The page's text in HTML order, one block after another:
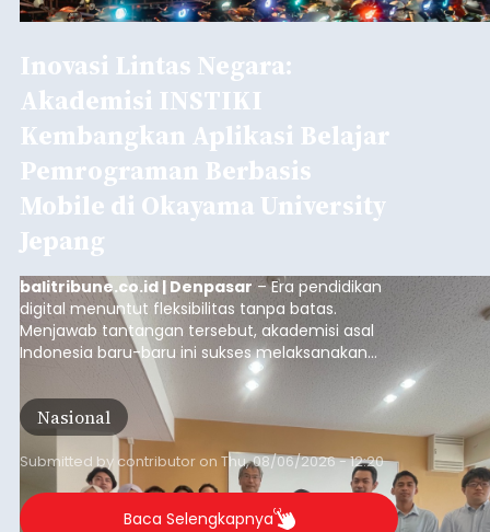
Inovasi Lintas Negara:
Akademisi INSTIKI
Kembangkan Aplikasi Belajar
Pemrograman Berbasis
Mobile di Okayama University
Jepang
balitribune.co.id | Denpasar – Era pendidikan
digital menuntut fleksibilitas tanpa batas.
Menjawab tantangan tersebut, akademisi asal
Indonesia baru-baru ini sukses melaksanakan
program Pengabdian Kepada Masyarakat (PKM)
skala internasional di Distributed Systems
Laboratory, Okayama University, Jepang.
Nasional
Submitted by contributor on Thu, 08/06/2026 - 12:20
Baca Selengkapnya